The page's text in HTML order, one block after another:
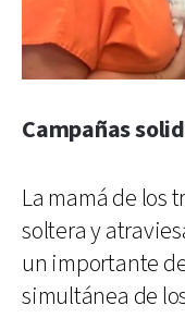
Campañas
La mamá de los
soltera y
un importante
simultánea de